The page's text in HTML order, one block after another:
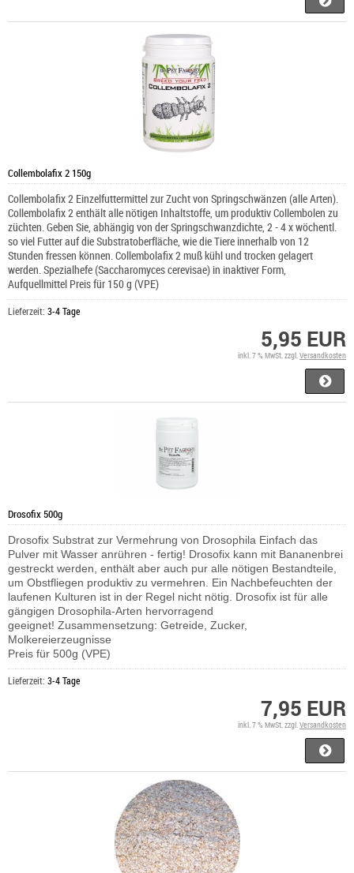
Collembolafix 2 150g
Collembolafix 2 Einzelfuttermittel zur Zucht von Springschwänzen (alle Arten).
Collembolafix 2 enthält alle nötigen Inhaltstoffe, um produktiv Collembolen zu
züchten. Geben Sie, abhängig von der Springschwanzdichte, 2 - 4 x wöchentl.
so viel Futter auf die Substratoberfläche, wie die Tiere innerhalb von 12
Stunden fressen können. Collembolafix 2 muß kühl und trocken gelagert
werden. Spezialhefe (Saccharomyces cerevisae) in inaktiver Form,
Aufquellmittel Preis für 150 g (VPE)
Lieferzeit: 3-4 Tage
5,95 EUR
inkl. 7 % MwSt. zzgl.Versandkosten
Drosofix 500g
Drosofix Substrat zur Vermehrung von Drosophila Einfach das
Pulver mit Wasser anrühren - fertig! Drosofix kann mit Bananenbrei
gestreckt werden, enthält aber auch pur alle nötigen Bestandteile,
um Obstfliegen produktiv zu vermehren. Ein Nachbefeuchten der
laufenen Kulturen ist in der Regel nicht nötig. Drosofix ist für alle
gängigen Drosophila-Arten hervorragend
geeignet! Zusammensetzung: Getreide, Zucker,
Molkereierzeugnisse
Preis für 500g (VPE)
Lieferzeit: 3-4 Tage
7,95 EUR
inkl. 7 % MwSt. zzgl.Versandkosten